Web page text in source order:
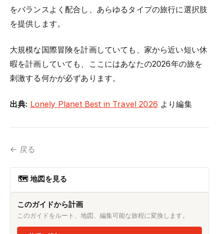
をバランスよく配合し、あらゆるタイプの旅行に選択肢
を提供します。
大規模な国際冒険を計画していても、家から近い短い休
暇を計画していても、ここにはあなたの2026年の旅を
刺激する何かが必ずあります。
出典: Lonely Planet Best in Travel 2026 より編集
← 戻る
🗺 地図を見る
このガイドから計画
このガイドをルート、地図、編集可能な旅程に変換します。